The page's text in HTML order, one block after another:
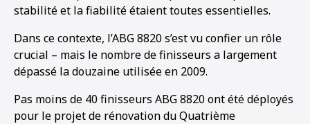
stabilité et la fiabilité étaient toutes essentielles.
Dans ce contexte, l’ABG 8820 s’est vu confier un rôle
crucial – mais le nombre de finisseurs a largement
dépassé la douzaine utilisée en 2009.
Pas moins de 40 finisseurs ABG 8820 ont été déployés
pour le projet de rénovation du Quatrième